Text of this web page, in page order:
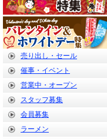
売り出し・セール
催事・イベント
営業中・オープン
スタッフ募集
会員募集
ラーメン